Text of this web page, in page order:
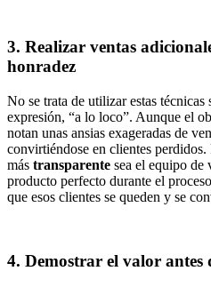
3. Realizar ventas
honradez
No se trata de utilizar estas técnicas
expresión, “a lo loco”. Aunque el
notan unas ansias exageradas de
convirtiéndose en clientes
más transparente sea el equipo de
producto perfecto durante el
que esos clientes se queden y se
4. Demostrar el valor antes